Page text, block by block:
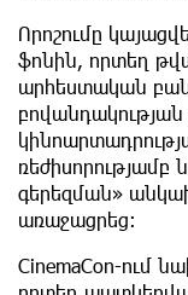
Որոշումը
ֆոնին, որտեղ
արհեստական
գերեզման»
առաջացրեց։
CinemaCon-ում